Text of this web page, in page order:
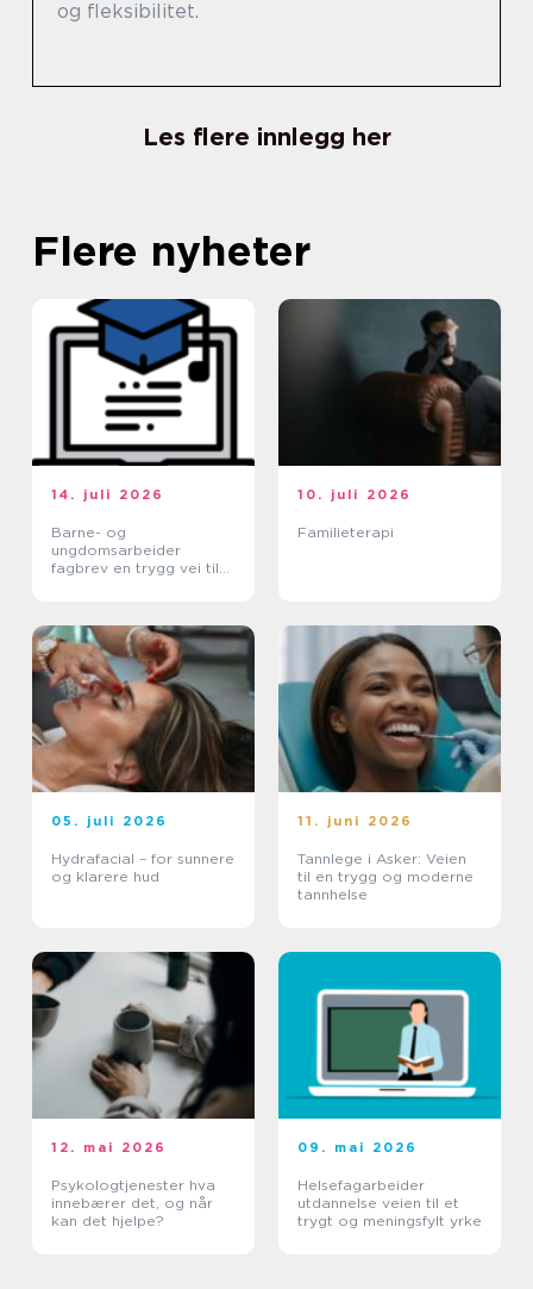
og fleksibilitet.
Les flere innlegg her
Flere nyheter
14. juli 2026
Barne- og
ungdomsarbeider
fagbrev en trygg vei til
10. juli 2026
Familieterapi
05. juli 2026
Hydrafacial – for sunnere
og klarere hud
11. juni 2026
Tannlege i Asker: Veien
til en trygg og moderne
tannhelse
12. mai 2026
Psykologtjenester hva
innebærer det, og når
kan det hjelpe?
09. mai 2026
Helsefagarbeider
utdannelse veien til et
trygt og meningsfylt yrke